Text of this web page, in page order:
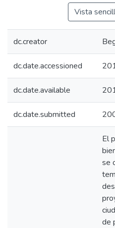
Vista
dc.creator
dc.date.accessioned
dc.date.available
dc.date.submitted
El
se
de